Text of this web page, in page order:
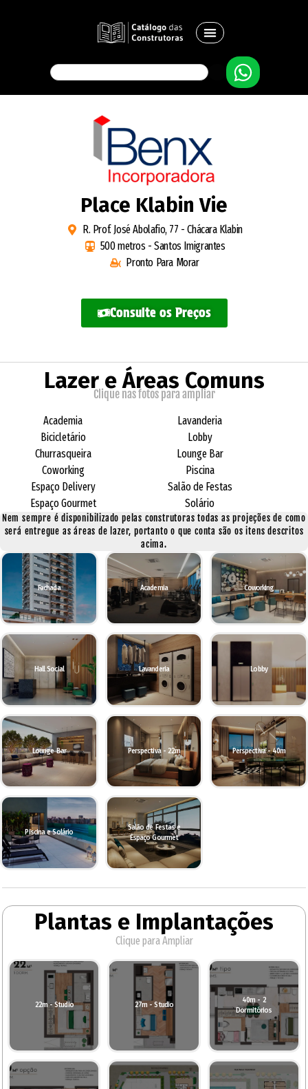
Place Klabin Vie
R. Prof. José Abolafio, 77 - Chácara Klabin
500 metros - Santos Imigrantes
Pronto Para Morar
Consulte os Preços
Lazer e Áreas Comuns
Clique nas fotos para ampliar
Academia
Bicicletário
Churrasqueira
Coworking
Espaço Delivery
Espaço Gourmet
Lavanderia
Lobby
Lounge Bar
Piscina
Salão de Festas
Solário
Nem sempre é disponibilizado pelas construtoras todas as projeções de como
será entregue as áreas de lazer, portanto o que conta são os itens descritos
acima.
Fachada Academia Coworking
Hall Social Lavanderia Lobby
Lounge Bar Perspectiva - 22m Perspectiva - 40m
Piscina e Solário
Salão de Festas e
Espaço Gourmet
Plantas e Implantações
Clique para Ampliar
22m - Studio 27m - Studio
40m - 2
Dormitórios